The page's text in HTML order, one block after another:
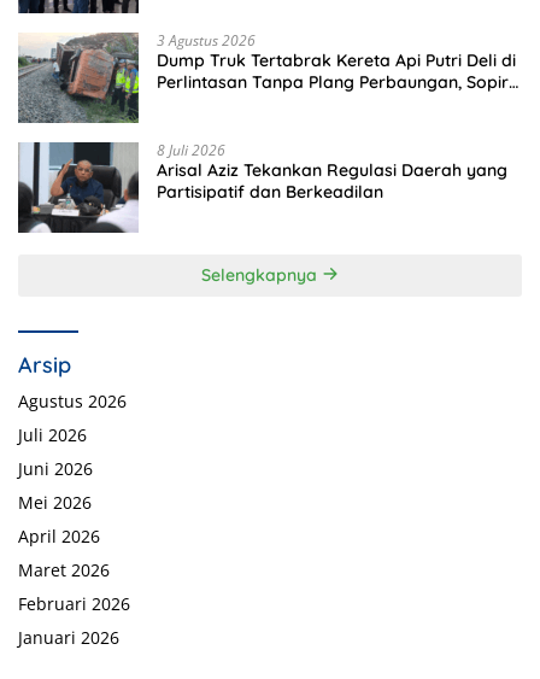
3 Agustus 2026
Dump Truk Tertabrak Kereta Api Putri Deli di
Perlintasan Tanpa Plang Perbaungan, Sopir
8 Juli 2026
Arisal Aziz Tekankan Regulasi Daerah yang
Partisipatif dan Berkeadilan
Selengkapnya
Arsip
Agustus 2026
Juli 2026
Juni 2026
Mei 2026
April 2026
Maret 2026
Februari 2026
Januari 2026